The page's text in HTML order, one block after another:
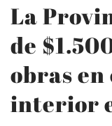
La
de
obras en
interior